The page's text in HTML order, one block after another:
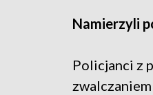
Namierzyli
Policjanci z